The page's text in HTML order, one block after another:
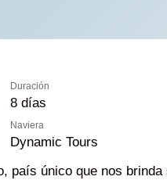
Duración
8 días
Naviera
Dynamic Tours
país único que nos